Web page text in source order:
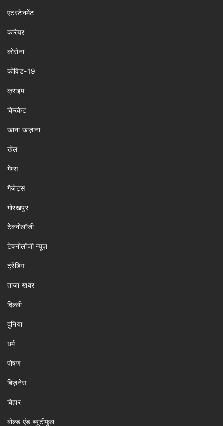
एंटरटेनमेंट
करियर
कोरोना
कोविड-19
क्राइम
क्रिकेट
खाना खज़ाना
खेल
गेम्स
गैजेट्स
गोरखपुर
टेक्नोलॉजी
टेक्नोलॉजी न्यूज़
ट्रेंडिंग
ताजा खबर
दिल्ली
दुनिया
धर्म
पोषण
बिज़नेस
बिहार
बोल्ड एंड ब्यूटीफुल